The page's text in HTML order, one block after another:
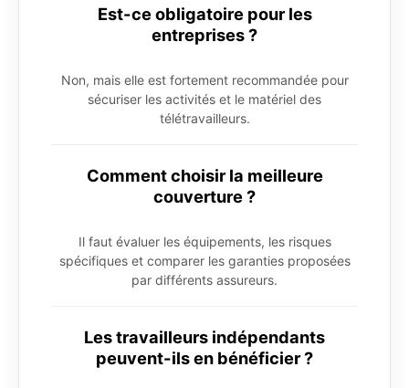
Est-ce obligatoire pour les
entreprises ?
Non, mais elle est fortement recommandée pour
sécuriser les activités et le matériel des
télétravailleurs.
Comment choisir la meilleure
couverture ?
Il faut évaluer les équipements, les risques
spécifiques et comparer les garanties proposées
par différents assureurs.
Les travailleurs indépendants
peuvent-ils en bénéficier ?